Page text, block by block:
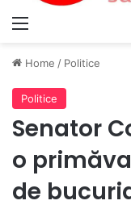
Home / Politice
Politice
Senator
o
de